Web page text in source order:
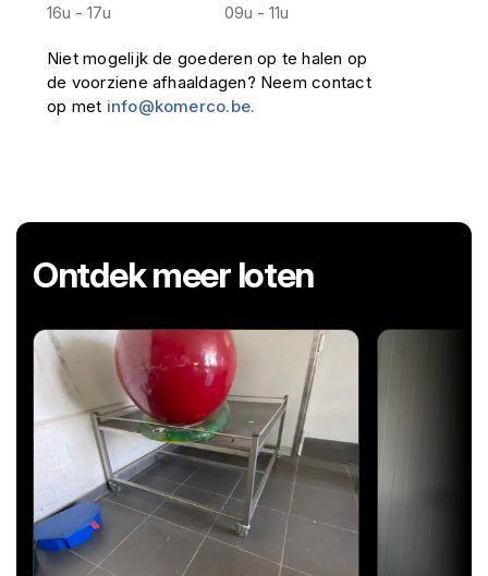
16u - 17u
09u - 11u
Niet mogelijk de goederen op te halen op
de voorziene afhaaldagen? Neem contact
op met info@komerco.be.
Ontdek meer loten